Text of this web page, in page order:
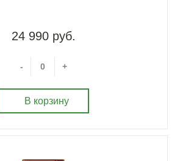
24 990 руб.
- +
В корзину